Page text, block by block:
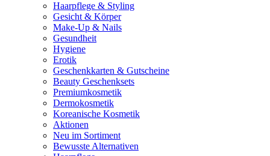
Haarpflege & Styling
Gesicht & Körper
Make-Up & Nails
Gesundheit
Hygiene
Erotik
Geschenkkarten & Gutscheine
Beauty Geschenksets
Premiumkosmetik
Dermokosmetik
Koreanische Kosmetik
Aktionen
Neu im Sortiment
Bewusste Alternativen